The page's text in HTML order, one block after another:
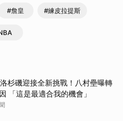
#詹皇 #練皮拉提斯
杉磯迎接全新挑戰！八村壘曝轉
「這是最適合我的機會」